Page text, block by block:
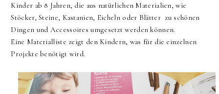
Kinder ab 8 Jahren, die aus natürlichen Materialien, wie
Stöcker, Steine, Kastanien, Eicheln oder Blätter zu schönen
Dingen und Accessoires umgesetzt werden können.
Eine Materialliste zeigt den Kindern, was für die einzelnen
Projekte benötigt wird.